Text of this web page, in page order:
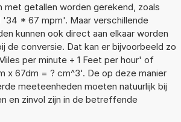
met getallen worden gerekend, zoals
'34 * 67 mpm'. Maar verschillende
kunnen ook direct aan elkaar worden
de conversie. Dat kan er bijvoorbeeld zo
per minute + 1 Feet per hour' of
x 67dm = ? cm^3'. De op deze manier
meeteenheden moeten natuurlijk bij
en zinvol zijn in de betreffende